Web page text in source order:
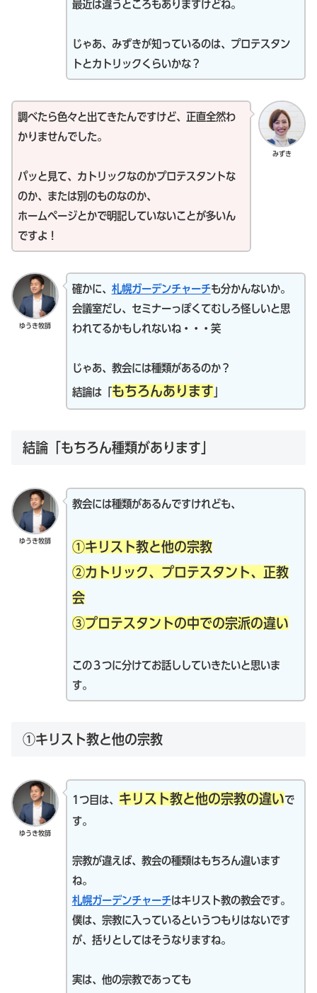
最近は違うところもありますけどね。
じゃあ、みずきが知っているのは、プロテスタン
トとカトリックくらいかな？
みずき
調べたら色々と出てきたんですけど、正直全然わ
かりませんでした。
パッと見て、カトリックなのかプロテスタントな
のか、または別のものなのか、
ホームページとかで明記していないことが多いん
ですよ！
ゆうき牧師
確かに、 札幌ガーデンチャーチも分かんないか。
会議室だし、セミナーっぽくてむしろ怪しいと思
われてるかもしれないね・・・笑
じゃあ、教会には種類があるのか？
結論は「 もちろんあります
結論「もちろん種類があります」
ゆうき牧師
教会には種類があるんですけれども、
①キリスト教と他の宗教
②カトリック、プロテスタント、正教
会
③プロテスタントの中での宗派の違い
この３つに分けてお話ししていきたいと思いま
す。
①キリスト教と他の宗教
ゆうき牧師
1つ目は、 キリスト教と他の宗教の違いで
す。
宗教が違えば、教会の種類はもちろん違います
ね。
札幌ガーデンチャーチはキリスト教の教会です。
僕は、宗教に入っているというつもりはないです
が、括りとしてはそうなりますね。
実は、他の宗教であっても